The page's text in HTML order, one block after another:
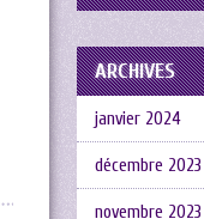
ARCHIVES
janvier 2024
décembre 2023
novembre 2023